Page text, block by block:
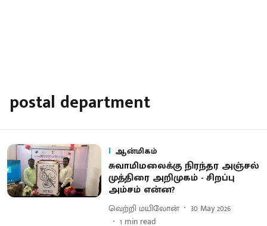
postal department
ஆன்மிகம்
சுவாமிமலைக்கு நிரந்தர அஞ்சல்
முத்திரை அறிமுகம் - சிறப்பு
அம்சம் என்ன?
வெற்றி மயிலோன்
30 May 2026
1 min read